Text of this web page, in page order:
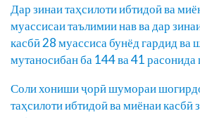
Дар зинаи таҳсилоти ибтидоӣ ва
муассисаи таълимии нав ва дар
касбӣ 28 муассиса бунёд гардид ва
мутаносибан ба 144 ва 41 расонида
Соли хониши ҷорӣ шумораи
таҳсилоти ибтидоӣ ва миёнаи касбӣ